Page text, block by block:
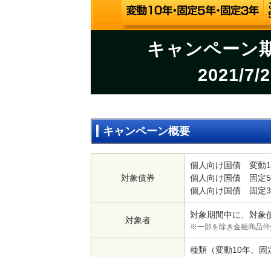
キャンペーン
2021/7/
キャンペーン概要
対象債券
個人向け国債 変動
個人向け国債 固定
個人向け国債 固定
対象者
対象期間中に、対象
※一部を除き金融商品仲
種類（変動10年、固